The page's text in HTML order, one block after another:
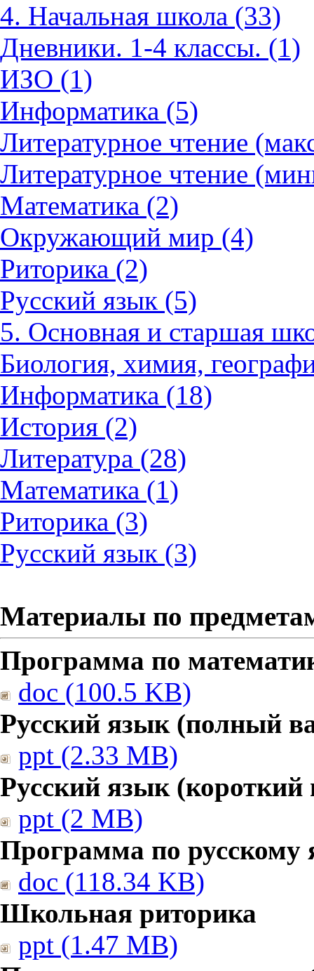
4. Начальная школа (33)
Дневники. 1-4 классы. (1)
ИЗО (1)
Информатика (5)
Литературное чтение
Литературное чтение
Математика (2)
Окружающий мир (4)
Риторика (2)
Русский язык (5)
5. Основная и старшая
Биология, химия,
Информатика (18)
История (2)
Литература (28)
Математика (1)
Риторика (3)
Русский язык (3)
Материалы по
Программа по
doc (100.5 KB)
Русский язык (полный
ppt (2.33 MB)
Русский язык (короткий
ppt (2 MB)
Программа по русскому
doc (118.34 KB)
Школьная риторика
ppt (1.47 MB)